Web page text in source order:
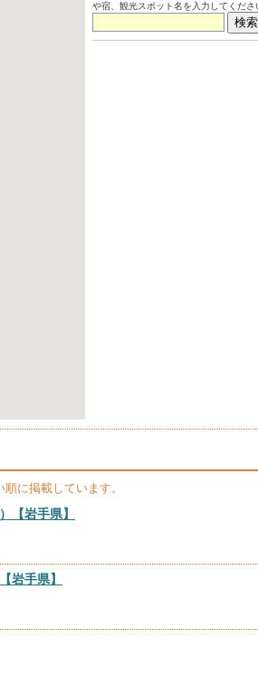
や宿、観光スポット名を入力してくださ
に掲載しています。
【岩手県】
【岩手県】